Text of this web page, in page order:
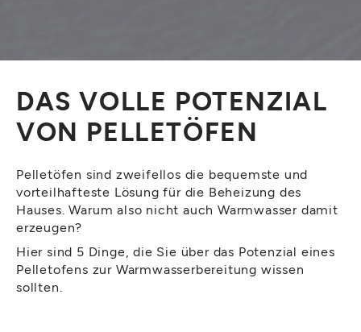
DAS VOLLE POTENZIAL
VON PELLETÖFEN
Pelletöfen sind zweifellos die bequemste und
vorteilhafteste Lösung für die Beheizung des
Hauses. Warum also nicht auch Warmwasser damit
erzeugen?
Hier sind 5 Dinge, die Sie über das Potenzial eines
Pelletofens zur Warmwasserbereitung wissen
sollten.